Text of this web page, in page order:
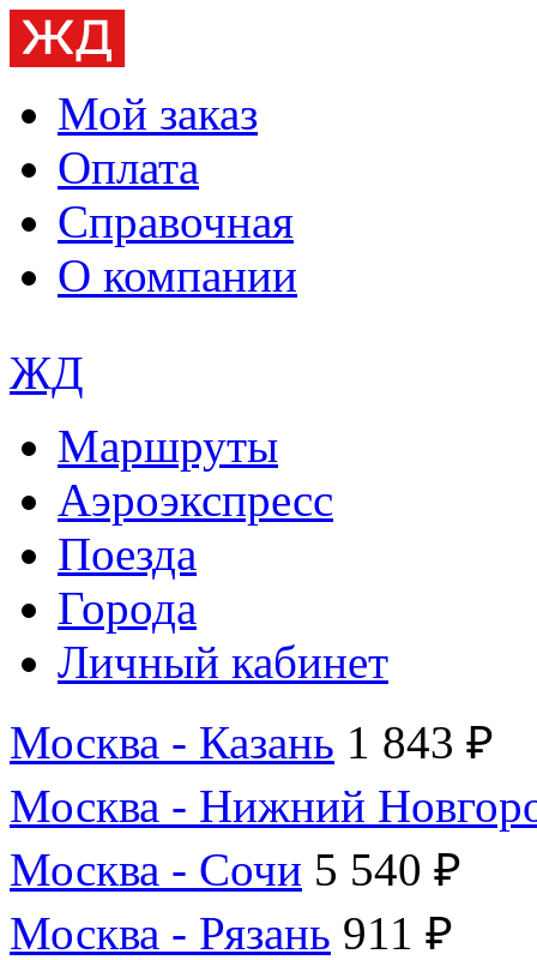
Мой заказ
Оплата
Справочная
О компании
ЖД
Маршруты
Аэроэкспресс
Поезда
Города
Личный кабинет
Москва - Казань 1 843 ₽
Москва - Нижний
Москва - Сочи 5 540 ₽
Москва - Рязань 911 ₽